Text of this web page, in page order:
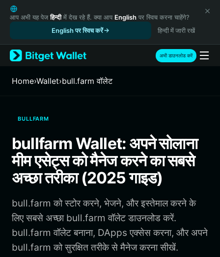
English
日本語
Русский
Español (Latinoamérica)
Türkçe
Italiano
繁體中文
Português (Portugal)
Bahasa Indonesia
ภาษาไทย
Português (Brasil)
Español (Argentina)
आप अभी यह पेजहिन्दीमें देख रहे हैं. क्या आप English पर स्विच करना चाहेंगे?
English पर स्विच करें
हिन्दी में जारी रखें
अभी डाउनलोड करें
Home›Wallet›bull.farm वॉलेट
BULLFARM
bullfarm Wallet: अपने सोलाना
मीम एसेट्स को मैनेज करने का सबसे
अच्छा तरीका (2025 गाइड)
bull.farm को स्टोर करने, भेजने, और इस्तेमाल करने के
लिए सबसे अच्छा bull.farm वॉलेट डाउनलोड करें.
bull.farm वॉलेट बनाना, DApps एक्सेस करना, और अपने
bull.farm को सुरक्षित तरीके से मैनेज करना सीखें.